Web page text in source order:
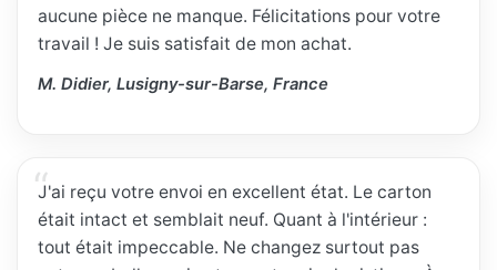
aucune pièce ne manque. Félicitations pour votre
travail ! Je suis satisfait de mon achat.
M. Didier, Lusigny-sur-Barse, France
J'ai reçu votre envoi en excellent état. Le carton
était intact et semblait neuf. Quant à l'intérieur :
tout était impeccable. Ne changez surtout pas